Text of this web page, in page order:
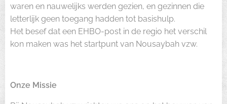
waren en nauwelijks werden gezien, en gezinnen die
letterlijk geen toegang hadden tot basishulp.
Het besef dat een EHBO-post in de regio het verschil
kon maken was het startpunt van Nousaybah vzw.
Onze Missie